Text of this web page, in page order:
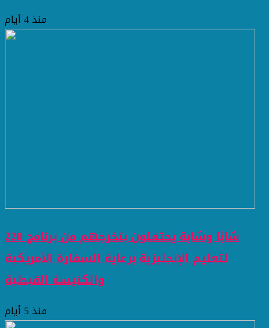
منذ 4 أيام
220 شابًا وشابة يحتفلون بتخرجهم من برنامج
لتعليم الإنجليزية برعاية السفارة الأمريكية
والكنيسة القبطية
منذ 5 أيام